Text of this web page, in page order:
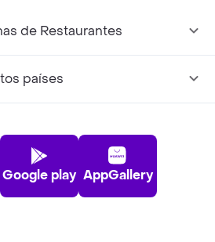
de Restaurantes
países
Google play AppGallery